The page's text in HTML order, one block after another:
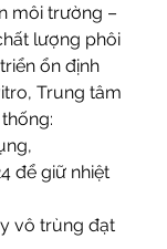
môi trường –
lượng phôi
ổn định
Trung tâm
để giữ nhiệt
vô trùng đạt